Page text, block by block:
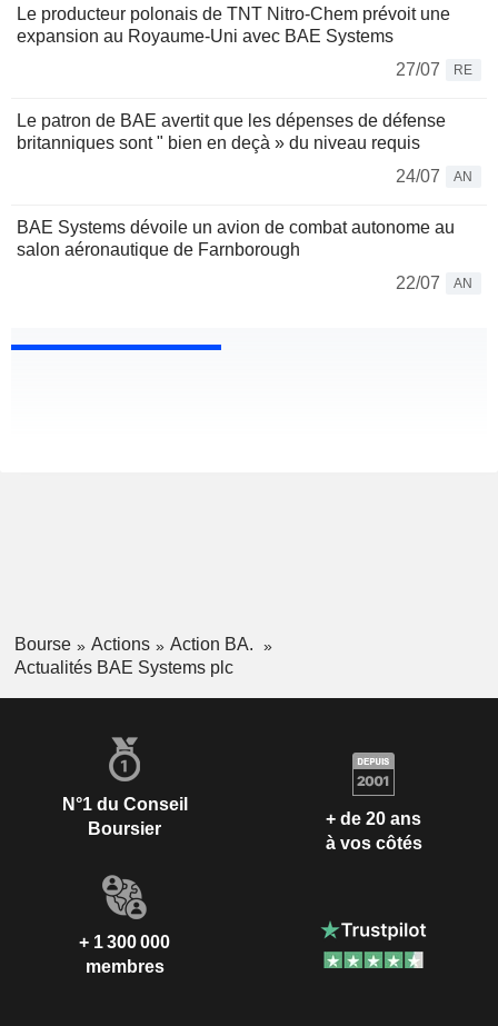
Le producteur polonais de TNT Nitro-Chem prévoit une
expansion au Royaume-Uni avec BAE Systems
27/07
RE
Le patron de BAE avertit que les dépenses de défense
britanniques sont " bien en deçà » du niveau requis
24/07
AN
BAE Systems dévoile un avion de combat autonome au
salon aéronautique de Farnborough
22/07
AN
Bourse Actions
Action BA.
Actualités BAE Systems plc
N°1 du Conseil
Boursier
+ de 20 ans
à vos côtés
+ 1 300 000
membres